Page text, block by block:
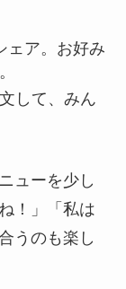
ェア。お好み
して、みん
ューを少し
！」「私は
うのも楽し